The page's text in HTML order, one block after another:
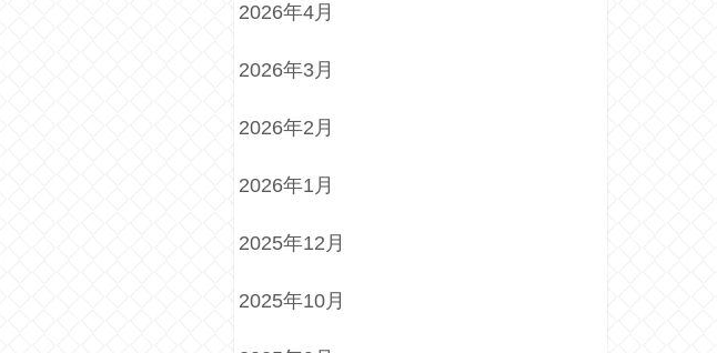
2026年4月
2026年3月
2026年2月
2026年1月
2025年12月
2025年10月